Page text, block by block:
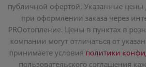
публичной офертой. Указанные цены
при оформлении заказа через
PROотопление. Цены в пунктах в
компании могут отличаться от
принимаете условия политики
пользовательского соглашения